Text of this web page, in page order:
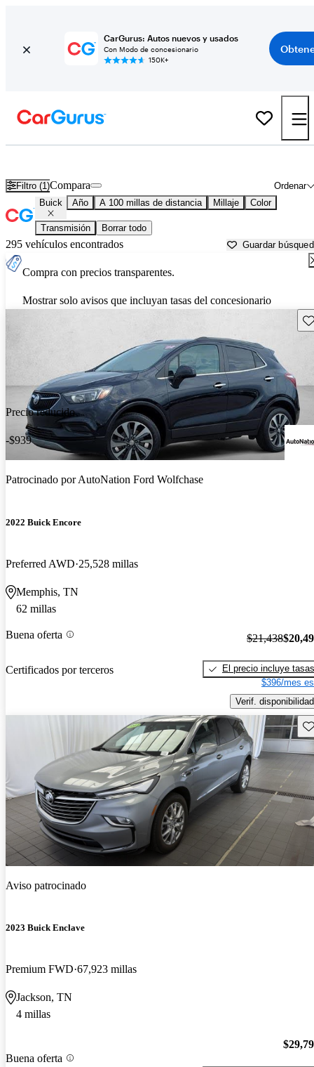
CarGurus: Autos nuevos y usados
Con Modo de concesionario
150K+
Filtro (1) Ordenar
Compara
Buick Año A 100 millas de distancia Millaje Color
Transmisión Borrar todo
295 vehículos encontrados Guardar
Compra con precios transparentes.
Mostrar solo avisos que incluyan tasas del concesionario
Precio reducido
-$939
Patrocinado porAutoNation Ford Wolfchase
2022 Buick Encore
Preferred AWD 25,528 millas
Memphis, TN
62 millas
Buena oferta
Certificados por terceros
$21,438
El precio incluye tasas
$396/mes
Verif. disponibilidad
Aviso patrocinado
2023 Buick Enclave
Premium FWD 67,923 millas
Jackson, TN
4 millas
Buena oferta